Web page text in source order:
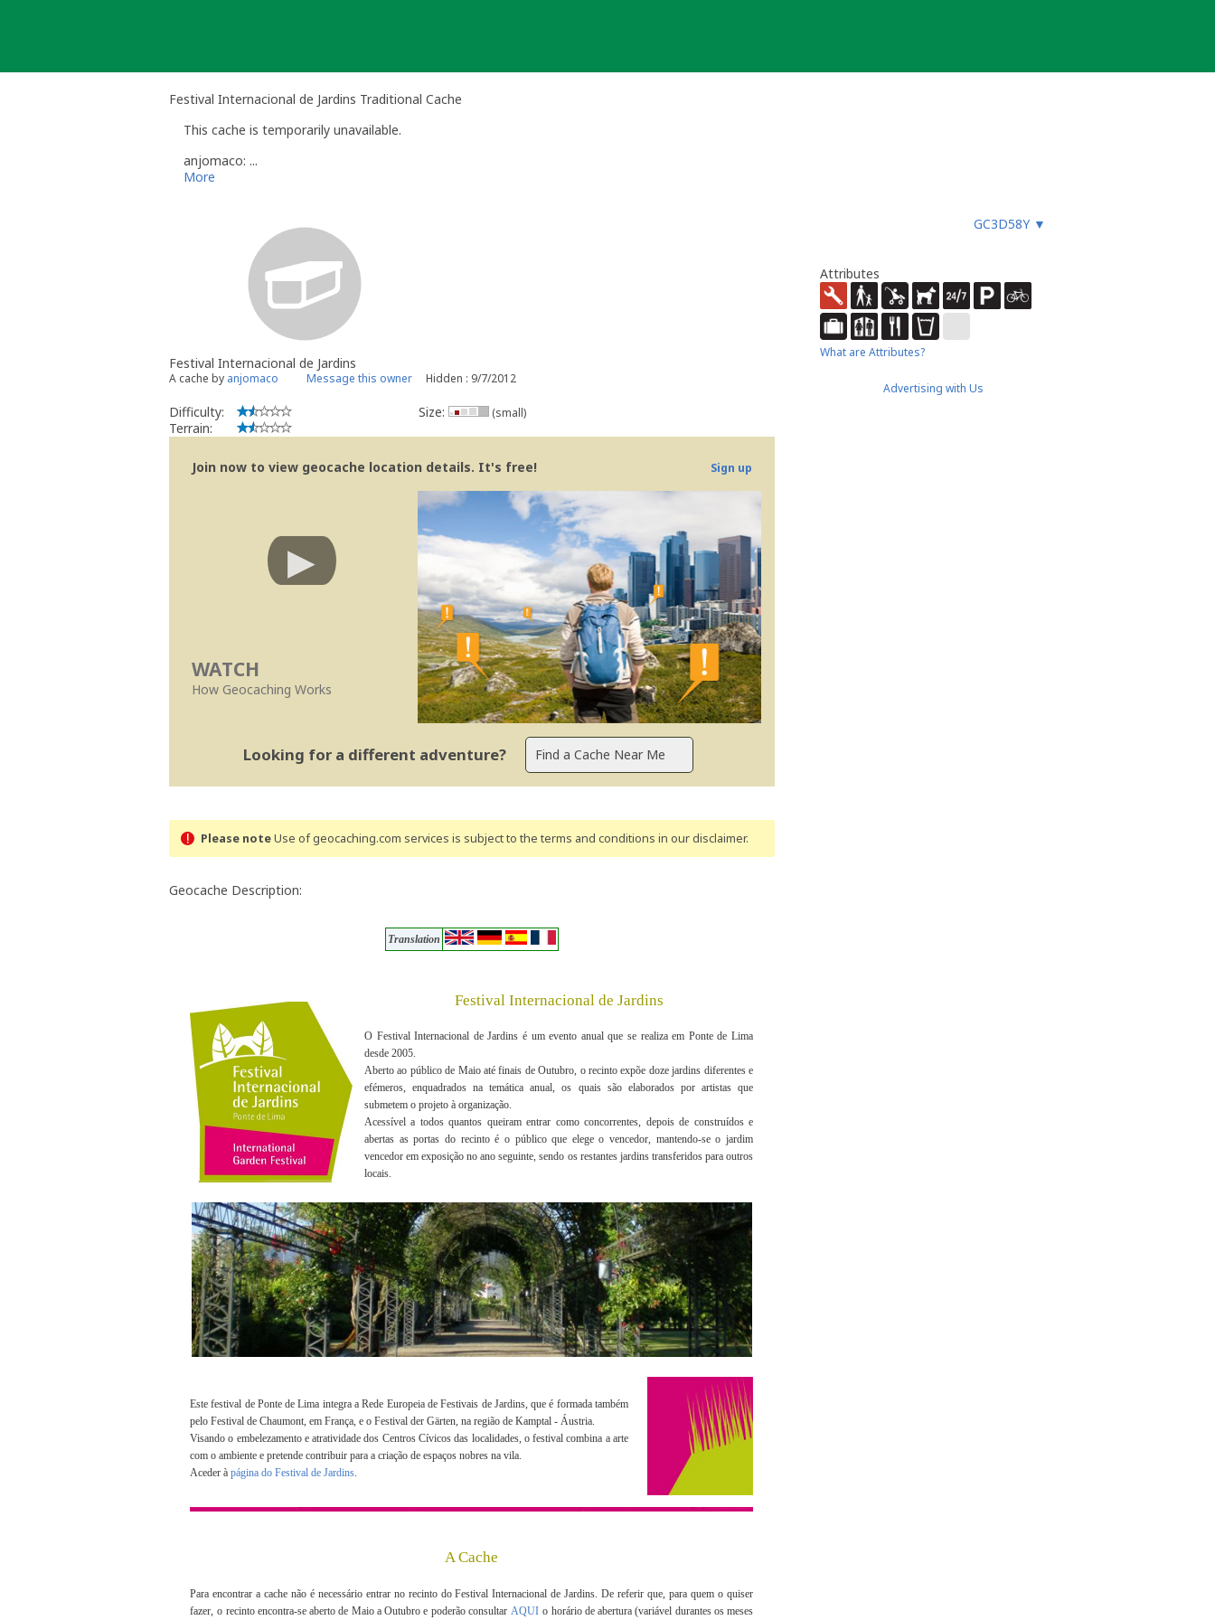
Festival Internacional de Jardins Traditional Cache
This cache is temporarily unavailable.
anjomaco: ...
More
GC3D58Y ▼
Festival Internacional de Jardins
A cache by anjomaco Message this owner Hidden : 9/7/2012
Difficulty:
Terrain:
Size: (small)
Join now to view geocache location details. It's free! Sign up
WATCH
How Geocaching Works
Looking for a different adventure?
Please noteUse of geocaching.com services is subject to the terms and conditions in our disclaimer.
Geocache Description:
Translation
Festival Internacional de Jardins
O Festival Internacional de Jardins é um evento anual que se realiza em Ponte de Lima
desde 2005.
Aberto ao público de Maio até finais de Outubro, o recinto expõe doze jardins diferentes e
efémeros, enquadrados na temática anual, os quais são elaborados por artistas que
submetem o projeto à organização.
Acessível a todos quantos queiram entrar como concorrentes, depois de construídos e
abertas as portas do recinto é o público que elege o vencedor, mantendo-se o jardim
vencedor em exposição no ano seguinte, sendo os restantes jardins transferidos para outros
locais.
Este festival de Ponte de Lima integra a Rede Europeia de Festivais de Jardins, que é formada também
pelo Festival de Chaumont, em França, e o Festival der Gärten, na região de Kamptal - Áustria.
Visando o embelezamento e atratividade dos Centros Cívicos das localidades, o festival combina a arte
com o ambiente e pretende contribuir para a criação de espaços nobres na vila.
Aceder à página do Festival de Jardins
A Cache
Para encontrar a cache não é necessário entrar no recinto do Festival Internacional de Jardins. De referir que, para quem o quiser
fazer, o recinto encontra-se aberto de Maio a Outubro e poderão consultar AQUI o horário de abertura (variável durantes os meses
Attributes
What are Attributes?
Advertising with Us